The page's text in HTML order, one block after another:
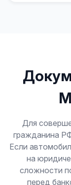
Для
гражданина
Если
на
сложности
перед